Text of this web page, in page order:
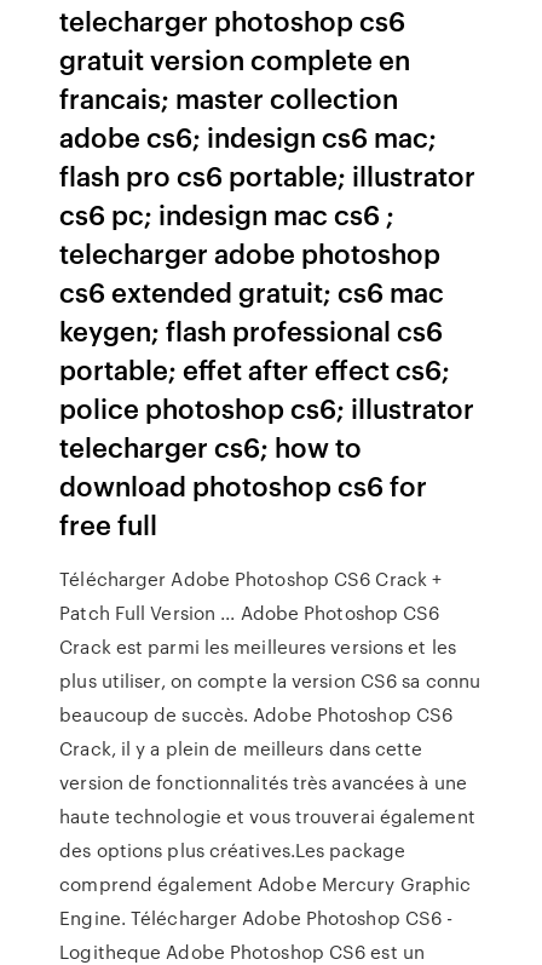
telecharger photoshop cs6
gratuit version complete en
francais; master collection
adobe cs6; indesign cs6 mac;
flash pro cs6 portable; illustrator
cs6 pc; indesign mac cs6 ;
telecharger adobe photoshop
cs6 extended gratuit; cs6 mac
keygen; flash professional cs6
portable; effet after effect cs6;
police photoshop cs6; illustrator
telecharger cs6; how to
download photoshop cs6 for
free full
Télécharger Adobe Photoshop CS6 Crack +
Patch Full Version ... Adobe Photoshop CS6
Crack est parmi les meilleures versions et les
plus utiliser, on compte la version CS6 sa connu
beaucoup de succès. Adobe Photoshop CS6
Crack, il y a plein de meilleurs dans cette
version de fonctionnalités très avancées à une
haute technologie et vous trouverai également
des options plus créatives.Les package
comprend également Adobe Mercury Graphic
Engine. Télécharger Adobe Photoshop CS6 -
Logitheque Adobe Photoshop CS6 est un